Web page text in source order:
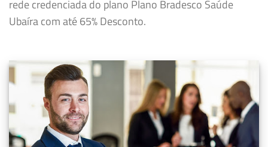
rede credenciada do plano Plano Bradesco Saúde
Ubaíra com até 65% Desconto.